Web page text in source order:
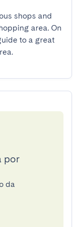
shops and
area. On
to a great
por
da